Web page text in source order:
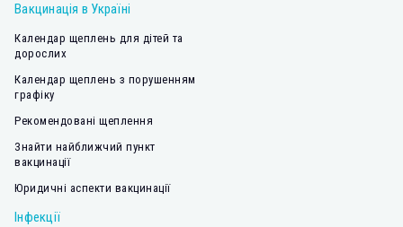
Вакцинація в Україні
Календар щеплень для дітей та
дорослих
Календар щеплень з порушенням
графіку
Рекомендовані щеплення
Знайти найближчий пункт
вакцинації
Юридичні аспекти вакцинації
Інфекції